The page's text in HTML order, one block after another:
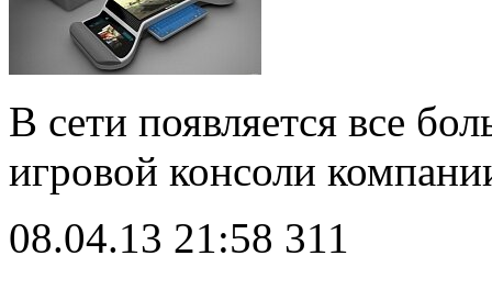
В сети появляется все
игровой консоли
08.04.13 21:58 311